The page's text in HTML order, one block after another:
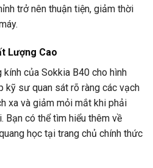
trở nên thuận tiện, giảm thời
Lượng Cao
kính của Sokkia B40 cho hình
kỹ sư quan sát rõ ràng các vạch
xa và giảm mỏi mắt khi phải
Bạn có thể tìm hiểu thêm về
học tại trang chủ chính thức